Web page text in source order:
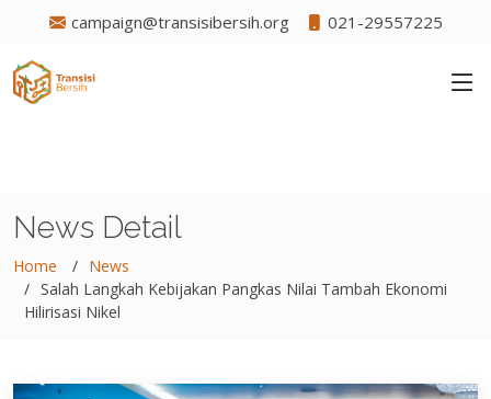
campaign@transisibersih.org 021-29557225
News Detail
Home
News
Salah Langkah Kebijakan Pangkas Nilai Tambah Ekonomi
Hilirisasi Nikel